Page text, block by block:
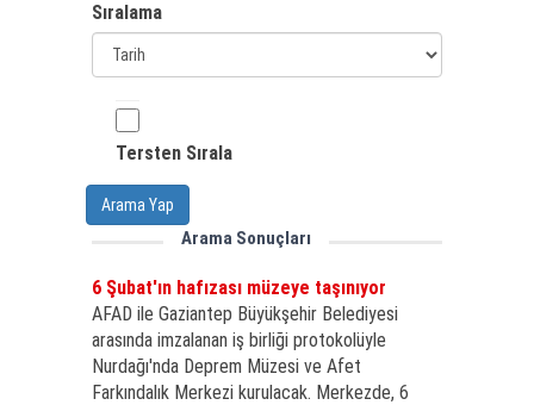
Sıralama
Tersten Sırala
Arama Yap
Arama Sonuçları
6 Şubat'ın hafızası müzeye taşınıyor
AFAD ile Gaziantep Büyükşehir Belediyesi
arasında imzalanan iş birliği protokolüyle
Nurdağı'nda Deprem Müzesi ve Afet
Farkındalık Merkezi kurulacak. Merkezde, 6